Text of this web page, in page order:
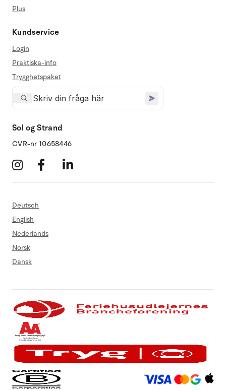
Plus
Kundservice
Login
Praktiska-info
Trygghetspaket
Sol og Strand
CVR-nr 10658446
Deutsch
English
Nederlands
Norsk
Dansk